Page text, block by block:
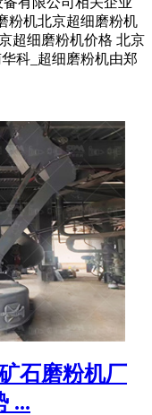
粉机北京超细磨粉机
超细磨粉机价格 北京
科_超细磨粉机由郑
石磨粉机厂
...